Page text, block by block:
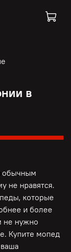
в
обычным
не нравятся.
которые
и более
не нужно
Купите мопед